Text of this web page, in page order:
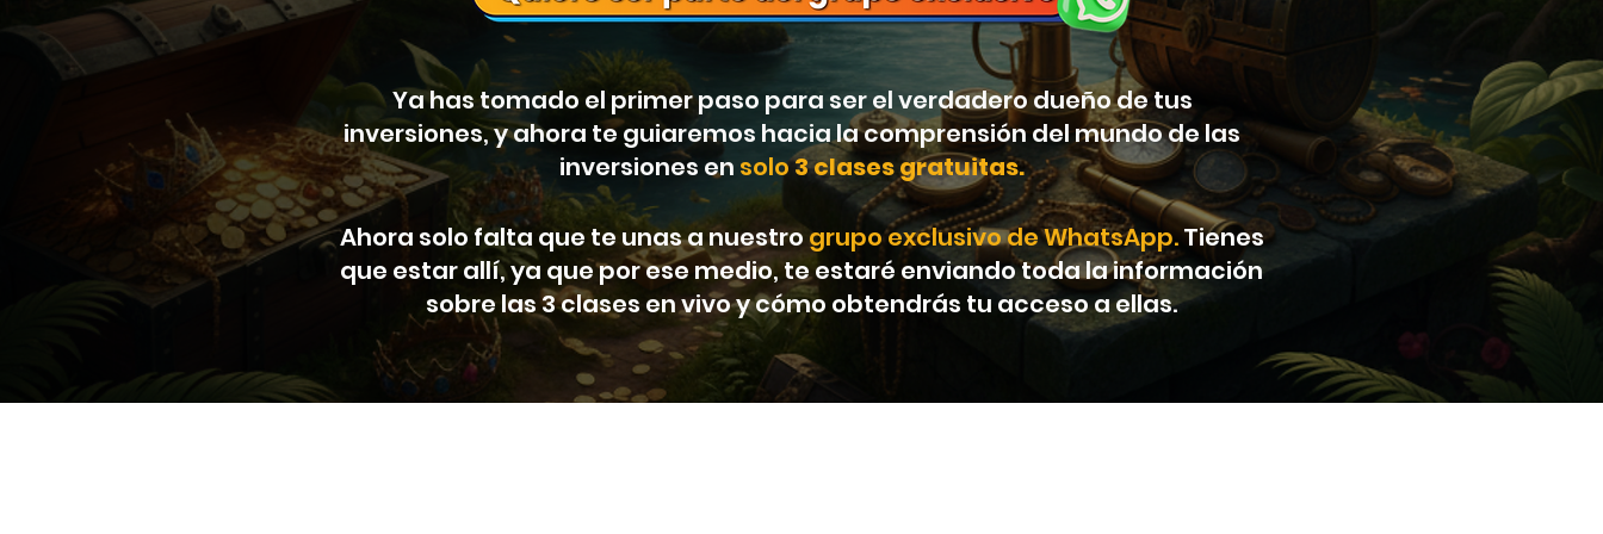
Ya has tomado el primer paso para ser el verdadero dueño de tus
inversiones, y ahora te guiaremos hacia la comprensión del mundo de las
inversiones en solo3 clases gratuitas.
Ahora solo falta que te unas a nuestrogrupo exclusivo de WhatsApp.Tienes
que estar allí, ya que por ese medio, te estaré enviando toda la información
sobre las 3 clases en vivo y cómo obtendrás tu acceso a ellas.